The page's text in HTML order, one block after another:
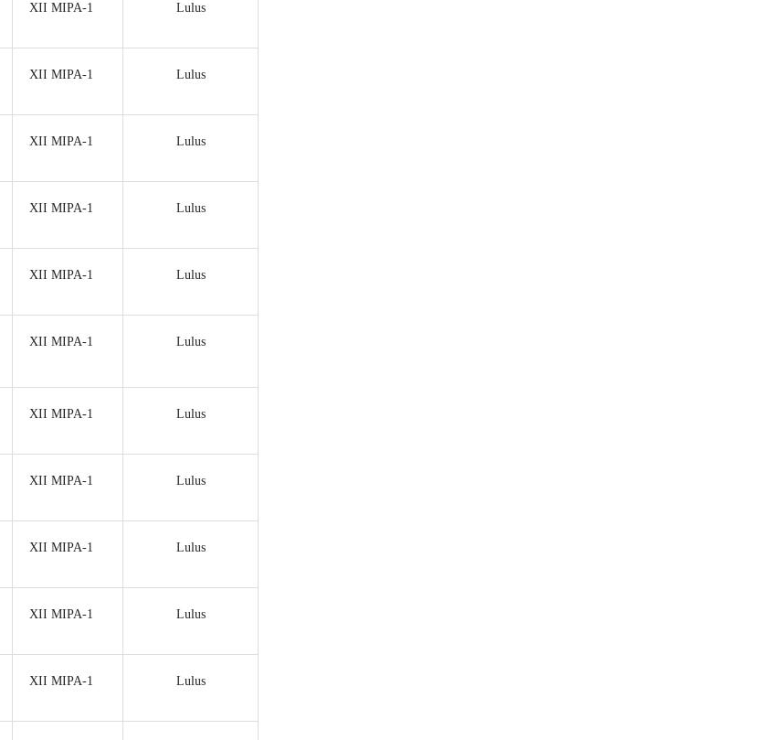
XII MIPA-1 Lulus
XII MIPA-1 Lulus
XII MIPA-1 Lulus
XII MIPA-1 Lulus
XII MIPA-1 Lulus
XII MIPA-1 Lulus
XII MIPA-1 Lulus
XII MIPA-1 Lulus
XII MIPA-1 Lulus
XII MIPA-1 Lulus
XII MIPA-1 Lulus